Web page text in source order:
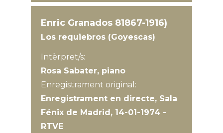
Enric Granados 81867-1916)
Los requiebros (Goyescas)
Intèrpret/s:
Rosa Sabater, piano
Enregistrament original:
Enregistrament en directe, Sala
Fénix de Madrid, 14-01-1974 -
RTVE